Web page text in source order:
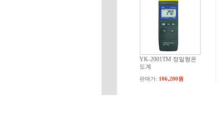
YK-2001TM 정밀형온
도계
판매가: 106,200원